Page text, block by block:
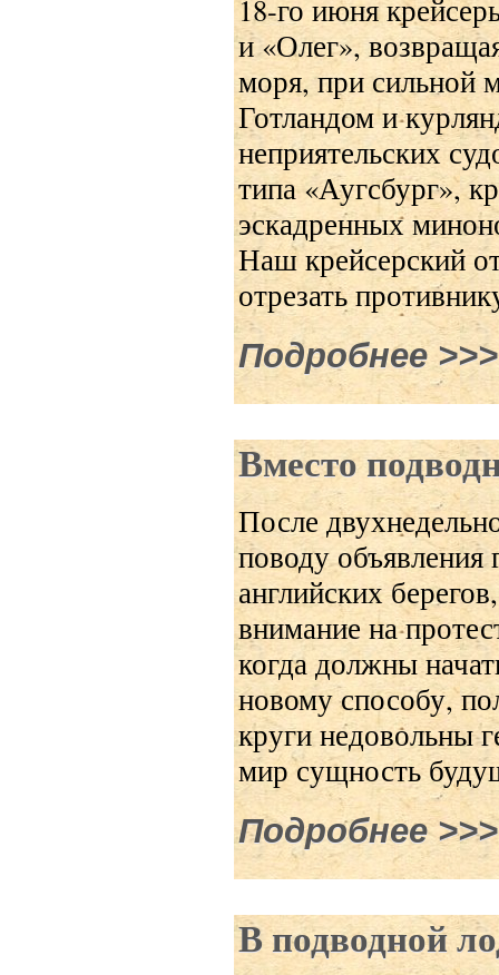
18-го июня
и «Олег»,
моря, при сильной
Готландом и
неприятельских
типа «Аугсбург»,
эскадренных
Наш крейсерский
отрезать
Подробнеео
Вместо
После
поводу объявления
английских
внимание на
когда должны
новому способу,
круги недовольны
мир сущность
Подробнеео
В подводной